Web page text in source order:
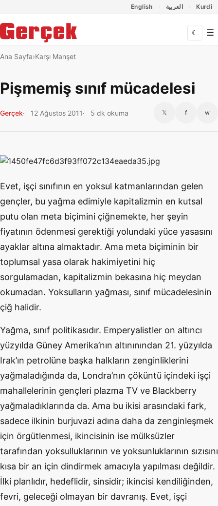
English العربية Kurdî
☾ ☰
Ana Sayfa Karşı Manşet
Pişmemiş sınıf mücadelesi
Gerçek 12 Ağustos 2011 5 dk okuma 𝕏 f w
Evet, işçi sınıfının en yoksul katmanlarından gelen
gençler, bu yağma edimiyle kapitalizmin en kutsal
putu olan meta biçimini çiğnemekte, her şeyin
fiyatının ödenmesi gerektiği yolundaki yüce yasasını
ayaklar altına almaktadır. Ama meta biçiminin bir
toplumsal yasa olarak hakimiyetini hiç
sorgulamadan, kapitalizmin bekasına hiç meydan
okumadan. Yoksulların yağması, sınıf mücadelesinin
çiğ halidir.
Yağma, sınıf politikasıdır. Emperyalistler on altıncı
yüzyılda Güney Amerika’nın altınınından 21. yüzyılda
Irak’ın petrolüne başka halkların zenginliklerini
yağmaladığında da, Londra’nın çöküntü içindeki işçi
mahallelerinin gençleri plazma TV ve Blackberry
yağmaladıklarında da. Ama bu ikisi arasındaki fark,
sadece ilkinin burjuvazi adına daha da zenginleşmek
için örgütlenmesi, ikincisinin ise mülksüzler
tarafından yoksulluklarının ve yoksunluklarının sızısını
kısa bir an için dindirmek amacıyla yapılması değildir.
İlki planlıdır, hedeflidir, sinsidir; ikincisi kendiliğinden,
fevri, geleceği olmayan bir davranış. Evet, işçi